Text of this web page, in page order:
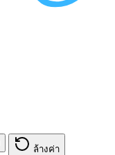
ล้างค่า